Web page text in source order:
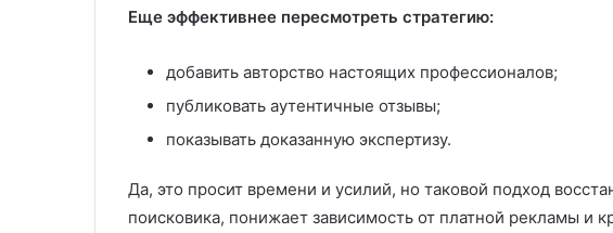
Еще эффективнее пересмотреть стратегию:
добавить авторство настоящих профессионалов;
публиковать аутентичные отзывы;
показывать доказанную экспертизу.
Да, это просит времени и усилий, но таковой подход
поисковика, понижает зависимость от платной рекламы и